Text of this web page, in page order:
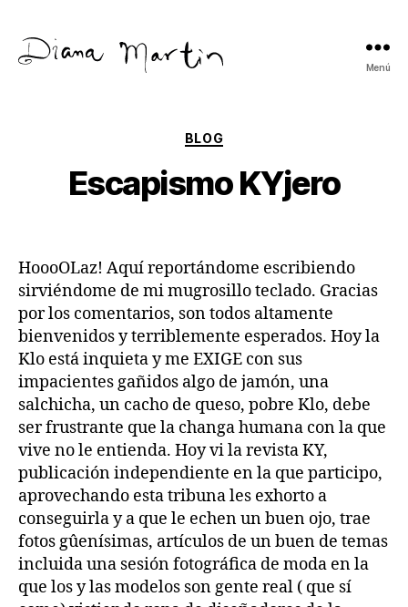
Menú
Categorías
BLOG
Escapismo KYjero
HoooOLaz! Aquí reportándome escribiendo
sirviéndome de mi mugrosillo teclado. Gracias
por los comentarios, son todos altamente
bienvenidos y terriblemente esperados. Hoy la
Klo está inquieta y me EXIGE con sus
impacientes gañidos algo de jamón, una
salchicha, un cacho de queso, pobre Klo, debe
ser frustrante que la changa humana con la que
vive no le entienda. Hoy vi la revista KY,
publicación independiente en la que participo,
aprovechando esta tribuna les exhorto a
conseguirla y a que le echen un buen ojo, trae
fotos gûenísimas, artículos de un buen de temas
incluida una sesión fotográfica de moda en la
que los y las modelos son gente real ( que sí